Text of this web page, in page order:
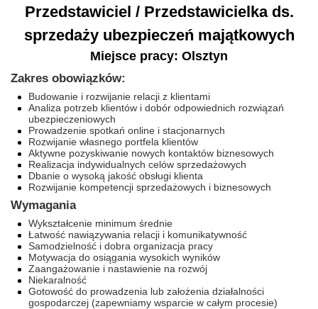
Przedstawiciel / Przedstawicielka ds.
sprzedaży ubezpieczeń majątkowych
Miejsce pracy: Olsztyn
Zakres obowiązków:
Budowanie i rozwijanie relacji z klientami
Analiza potrzeb klientów i dobór odpowiednich rozwiązań
ubezpieczeniowych
Prowadzenie spotkań online i stacjonarnych
Rozwijanie własnego portfela klientów
Aktywne pozyskiwanie nowych kontaktów biznesowych
Realizacja indywidualnych celów sprzedażowych
Dbanie o wysoką jakość obsługi klienta
Rozwijanie kompetencji sprzedażowych i biznesowych
Wymagania
Wykształcenie minimum średnie
Łatwość nawiązywania relacji i komunikatywność
Samodzielność i dobra organizacja pracy
Motywacja do osiągania wysokich wyników
Zaangażowanie i nastawienie na rozwój
Niekaralność
Gotowość do prowadzenia lub założenia działalności
gospodarczej (zapewniamy wsparcie w całym procesie)